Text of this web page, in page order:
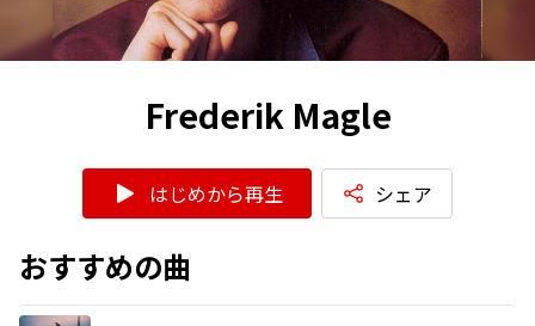
Frederik Magle
はじめから再生 シェア
おすすめの曲